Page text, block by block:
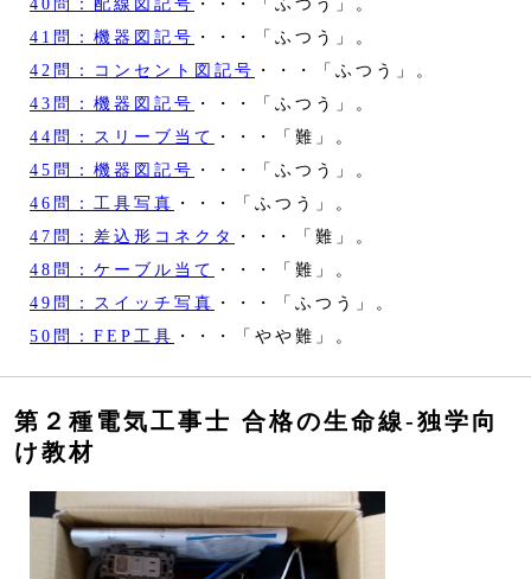
41問：機器図記号 ・・・「ふつう」。
42問：コンセント図記号 ・・・「ふつう」。
43問：機器図記号 ・・・「ふつう」。
44問：スリーブ当て
・・・「難」。
45問：機器図記号 ・・・「ふつう」。
46問：工具写真 ・・・「ふつう」。
47問：差込形コネクタ
・・・「難」。
48問：ケーブル当て
・・・「難」。
49問：スイッチ写真 ・・・「ふつう」。
50問：FEP工具 ・・・「やや難」。
第２種電気工事士 合格の生命線‐独学向
け教材